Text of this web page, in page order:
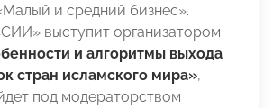
и средний бизнес».
выступит организатором
и алгоритмы выхода
стран исламского мира»,
под модераторством